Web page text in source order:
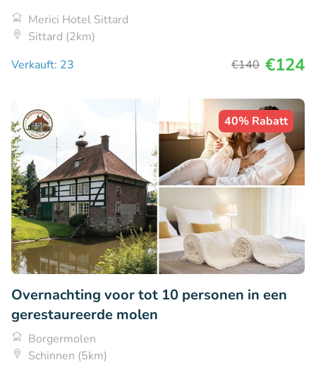
Merici Hotel Sittard
Sittard (2km)
Verkauft: 23
€140 €124
40% Rabatt
Overnachting voor tot 10 personen in een
gerestaureerde molen
Borgermolen
Schinnen (5km)